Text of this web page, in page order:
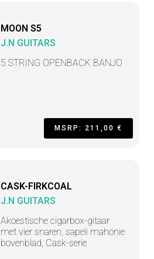
MOON S5
J.N GUITARS
5 STRING OPENBACK BANJO
MSRP: 211,00 €
CASK-FIRKCOAL
J.N GUITARS
Akoestische cigarbox-gitaar
met vier snaren, sapeli mahonie
bovenblad, Cask-serie